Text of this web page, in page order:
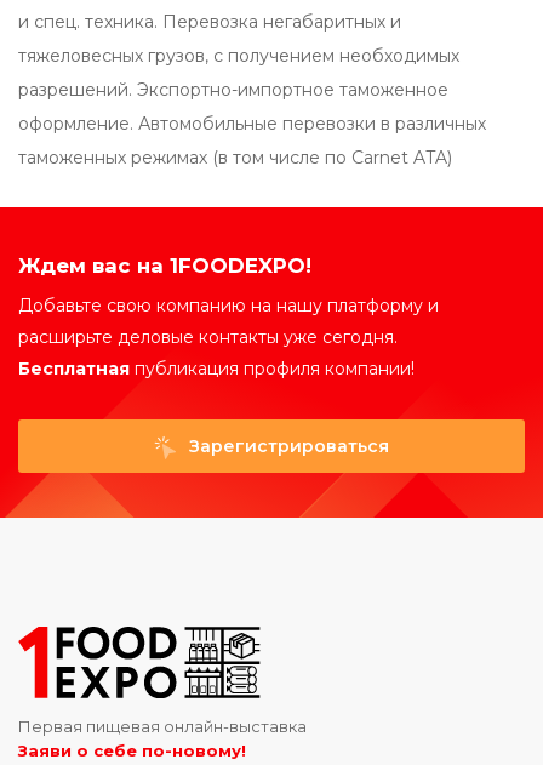
и спец. техника. Перевозка негабаритных и
тяжеловесных грузов, с получением необходимых
разрешений. Экспортно-импортное таможенное
оформление. Автомобильные перевозки в различных
таможенных режимах (в том числе по Carnet ATA)
Ждем вас на 1FOODEXPO!
Добавьте свою компанию на нашу платформу и
расширьте деловые контакты уже сегодня.
Бесплатная публикация профиля компании!
Зарегистрироваться
Первая пищевая онлайн-выставка
Заяви о себе по-новому!